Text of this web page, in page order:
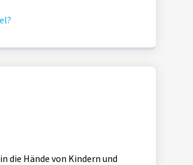
die Hände von Kindern und